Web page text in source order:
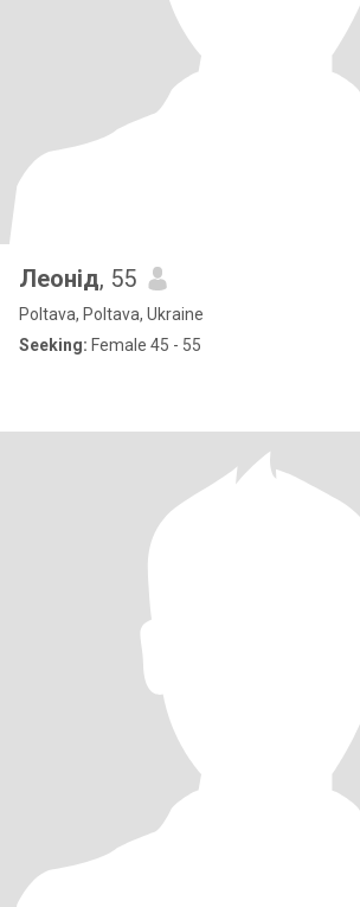
Леонід, 55
Poltava, Poltava, Ukraine
Seeking: Female 45 - 55